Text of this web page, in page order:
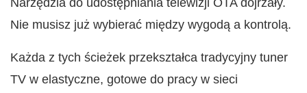
Nie musisz już wybierać między wygodą a kontrolą.
Każda z tych ścieżek przekształca tradycyjny tuner
TV w elastyczne, gotowe do pracy w sieci